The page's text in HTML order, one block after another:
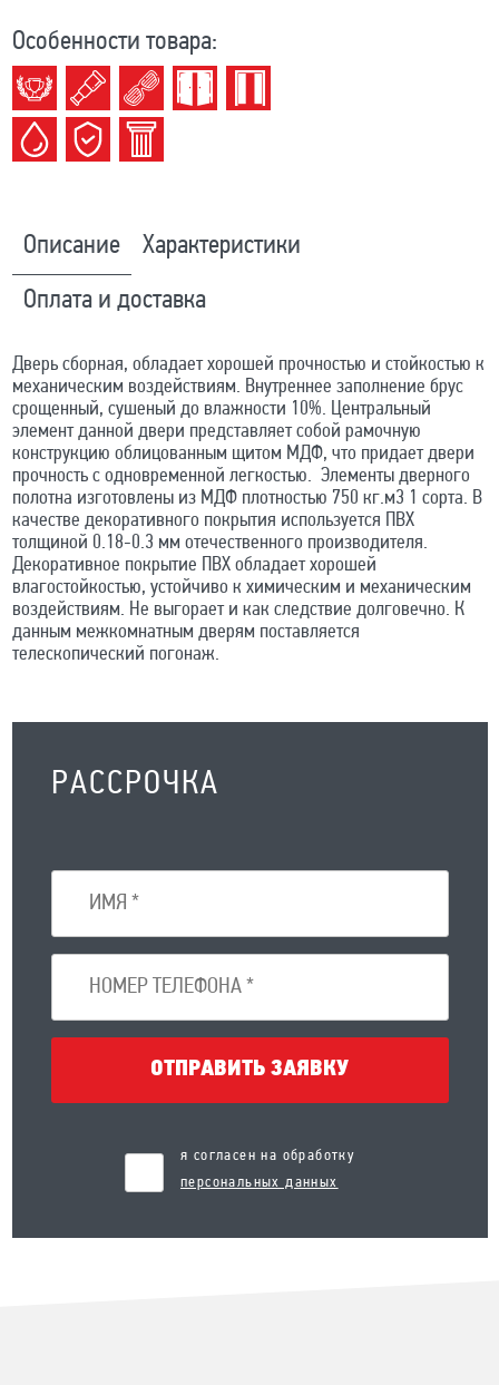
Особенности товара:
Описание Характеристики
Оплата и доставка
Дверь сборная, обладает хорошей прочностью и стойкостью к
механическим воздействиям. Внутреннее заполнение брус
срощенный, сушеный до влажности 10%. Центральный
элемент данной двери представляет собой рамочную
конструкцию облицованным щитом МДФ, что придает двери
прочность с одновременной легкостью. Элементы дверного
полотна изготовлены из МДФ плотностью 750 кг.м3 1 сорта. В
качестве декоративного покрытия используется ПВХ
толщиной 0.18-0.3 мм отечественного производителя.
Декоративное покрытие ПВХ обладает хорошей
влагостойкостью, устойчиво к химическим и механическим
воздействиям. Не выгорает и как следствие долговечно. К
данным межкомнатным дверям поставляется
телескопический погонаж.
РАССРОЧКА
ОТПРАВИТЬ ЗАЯВКУ
я согласен на обработку
персональных данных